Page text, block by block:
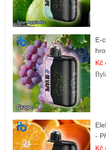
E-
Kč
-
Kč